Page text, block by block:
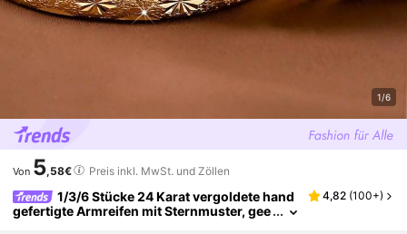
1/6
Von 5,58€ Preis inkl. MwSt. und Zöllen
1/3/6 Stücke 24 Karat vergoldete hand
gefertigte Armreifen mit Sternmuster, gee
4,82 (100+)